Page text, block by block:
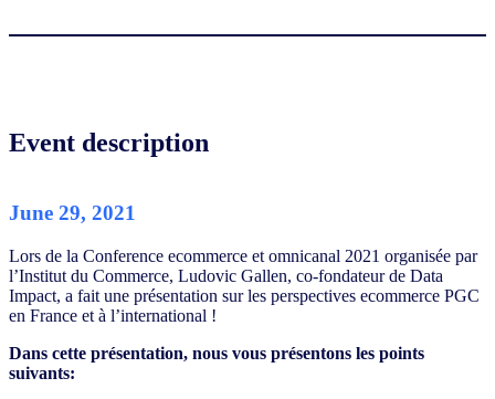
Event description
June 29, 2021
Lors de la Conference ecommerce et omnicanal 2021 organisée par
l’Institut du Commerce, Ludovic Gallen, co-fondateur de Data
Impact, a fait une présentation sur les perspectives ecommerce PGC
en France et à l’international !
Dans cette présentation, nous vous présentons les points
suivants: